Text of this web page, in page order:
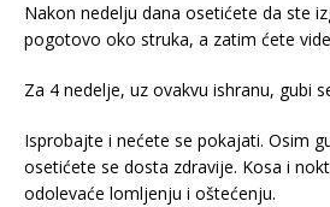
Nakon nedelju dana osetićete da ste
pogotovo oko struka, a zatim ćete
Za 4 nedelje, uz ovakvu ishranu, gubi
Isprobajte i nećete se pokajati. Osim
osetićete se dosta zdravije. Kosa i
odolevaće lomljenju i oštećenju.